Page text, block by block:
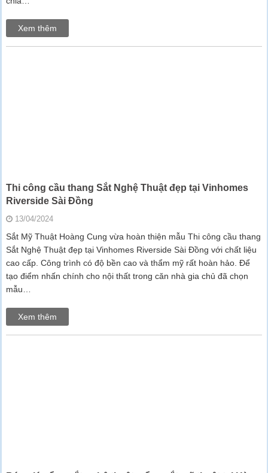
Xem thêm
Thi công cầu thang Sắt Nghệ Thuật đẹp tại Vinhomes
Riverside Sài Đồng
13/04/2024
Sắt Mỹ Thuật Hoàng Cung vừa hoàn thiện mẫu Thi công cầu thang
Sắt Nghệ Thuật đẹp tại Vinhomes Riverside Sài Đồng với chất liệu
cao cấp. Công trình có độ bền cao và thẩm mỹ rất hoàn hảo. Để
tạo điểm nhấn chính cho nội thất trong căn nhà gia chủ đã chọn
mẫu…
Xem thêm